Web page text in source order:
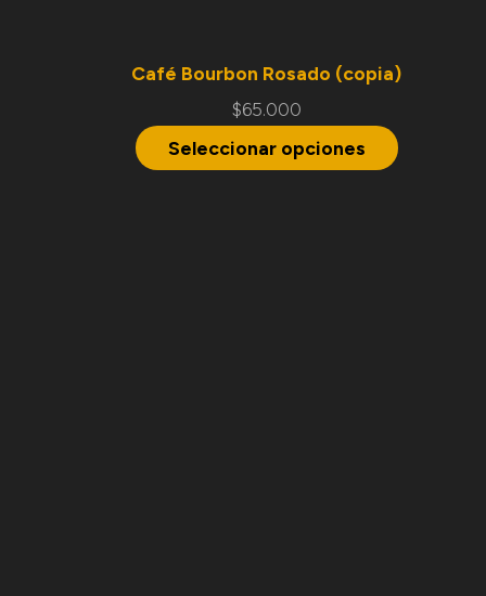
Café Bourbon Rosado (copia)
$65.000
Seleccionar opciones